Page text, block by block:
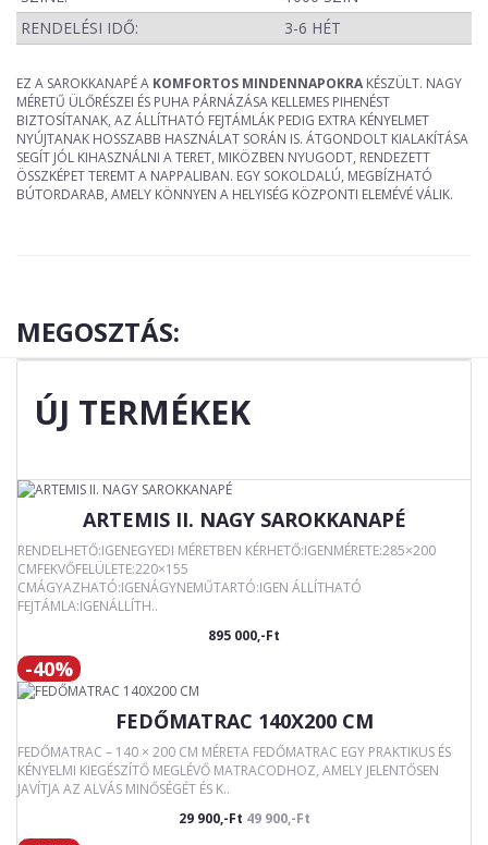
RENDELÉSI IDŐ:
3-6 HÉT
EZ A SAROKKANAPÉ A KOMFORTOS MINDENNAPOKRA KÉSZÜLT. NAGY
MÉRETŰ ÜLŐRÉSZEI ÉS PUHA PÁRNÁZÁSA KELLEMES PIHENÉST
BIZTOSÍTANAK, AZ ÁLLÍTHATÓ FEJTÁMLÁK PEDIG EXTRA KÉNYELMET
NYÚJTANAK HOSSZABB HASZNÁLAT SORÁN IS. ÁTGONDOLT KIALAKÍTÁSA
SEGÍT JÓL KIHASZNÁLNI A TERET, MIKÖZBEN NYUGODT, RENDEZETT
ÖSSZKÉPET TEREMT A NAPPALIBAN. EGY SOKOLDALÚ, MEGBÍZHATÓ
BÚTORDARAB, AMELY KÖNNYEN A HELYISÉG KÖZPONTI ELEMÉVÉ VÁLIK.
MEGOSZTÁS:
ÚJ TERMÉKEK
ARTEMIS II. NAGY SAROKKANAPÉ
RENDELHETŐ:IGENEGYEDI MÉRETBEN KÉRHETŐ:IGENMÉRETE:285×200
CMFEKVŐFELÜLETE:220×155
CMÁGYAZHATÓ:IGENÁGYNEMŰTARTÓ:IGEN ÁLLÍTHATÓ
FEJTÁMLA:IGENÁLLÍTH..
895 000,-Ft
-40%
FEDŐMATRAC 140X200 CM
FEDŐMATRAC – 140 × 200 CM MÉRETA FEDŐMATRAC EGY PRAKTIKUS ÉS
KÉNYELMI KIEGÉSZÍTŐ MEGLÉVŐ MATRACODHOZ, AMELY JELENTŐSEN
JAVÍTJA AZ ALVÁS MINŐSÉGÉT ÉS K..
29 900,-Ft 49 900,-Ft